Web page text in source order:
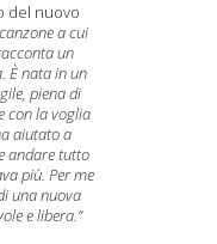
del nuovo
a cui
un
È nata in un
piena di
con la voglia
aiutato a
andare tutto
più. Per me
una nuova
e libera.”